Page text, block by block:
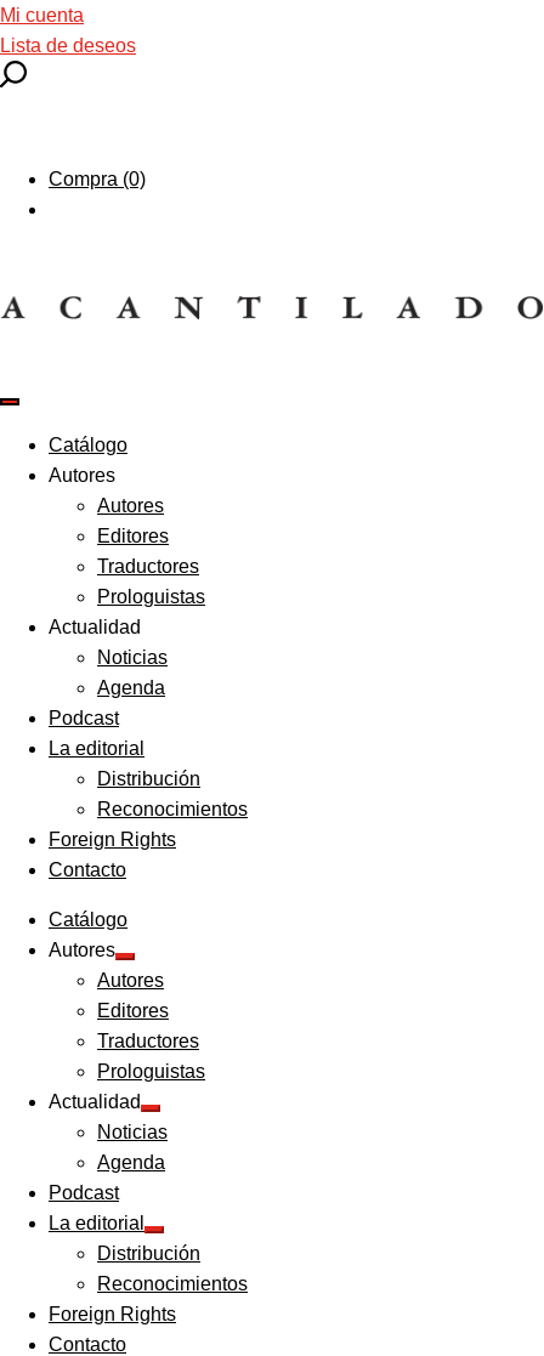
Mi cuenta
Lista de deseos
Compra (0)
Catálogo
Autores
Autores
Editores
Traductores
Prologuistas
Actualidad
Noticias
Agenda
Podcast
La editorial
Distribución
Reconocimientos
Foreign Rights
Contacto
Catálogo
Autores
Expandir
el
menú
hijo
Autores
Editores
Traductores
Prologuistas
Actualidad
Expandir
el
menú
hijo
Noticias
Agenda
Podcast
La editorial
Expandir
el
menú
hijo
Distribución
Reconocimientos
Foreign Rights
Contacto